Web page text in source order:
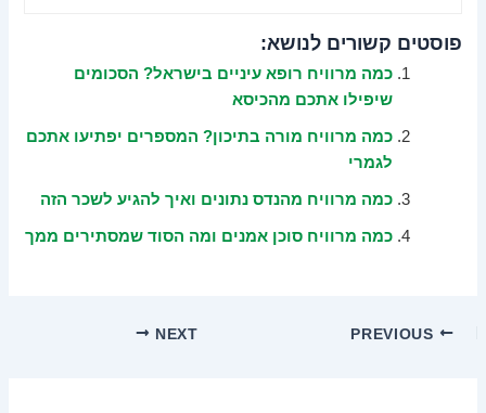
פוסטים קשורים לנושא:
כמה מרוויח רופא עיניים בישראל? הסכומים
שיפילו אתכם מהכיסא
כמה מרוויח מורה בתיכון? המספרים יפתיעו אתכם
לגמרי
כמה מרוויח מהנדס נתונים ואיך להגיע לשכר הזה
כמה מרוויח סוכן אמנים ומה הסוד שמסתירים ממך
NEXT